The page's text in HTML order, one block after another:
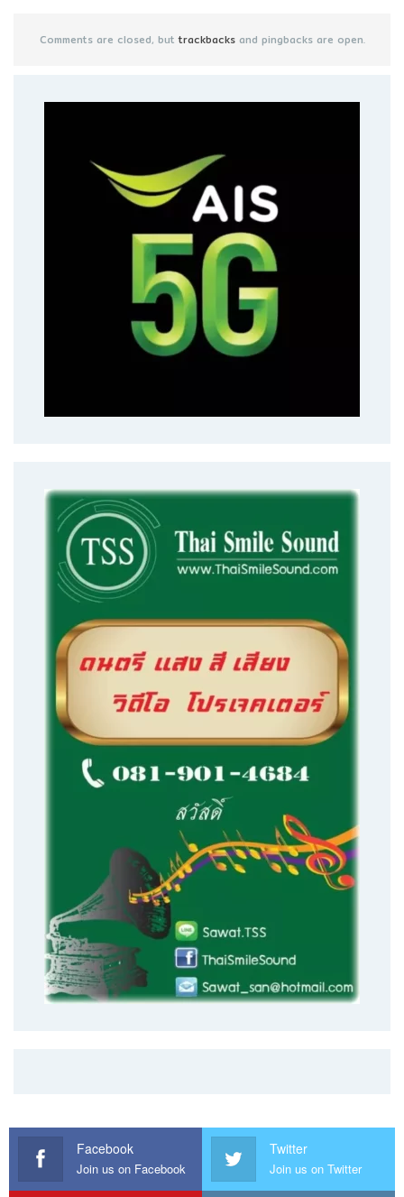
Comments are closed, buttrackbacksand pingbacks are open.
Facebook
Join us on Facebook
Twitter
Join us on Twitter